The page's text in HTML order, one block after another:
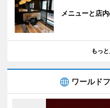
メニューと店
もっ
ワールド